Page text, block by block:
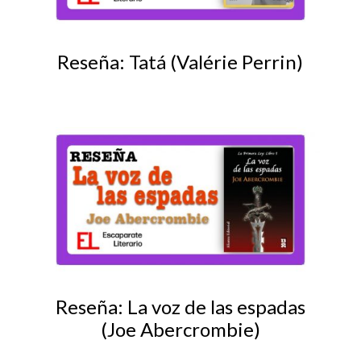
Reseña: Tatá (Valérie Perrin)
Reseña: La voz de las espadas
(Joe Abercrombie)